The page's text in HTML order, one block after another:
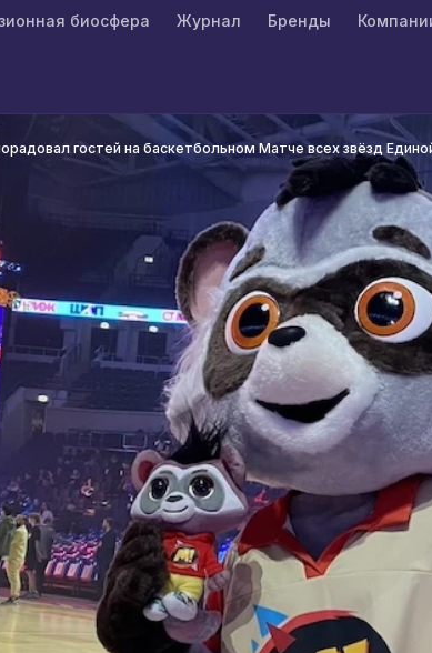
биосфера Журнал Бренды
гостей на баскетбольном Матче всех звёзд